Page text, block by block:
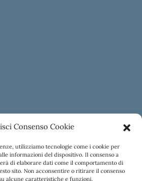
Consenso Cookie
utilizziamo tecnologie come i cookie per
informazioni del dispositivo. Il consenso a
di elaborare dati come il comportamento di
sito. Non acconsentire o ritirare il consenso
alcune caratteristiche e funzioni.
al 08/01/2024Albo on line
Note LegaliPrivacy Policy